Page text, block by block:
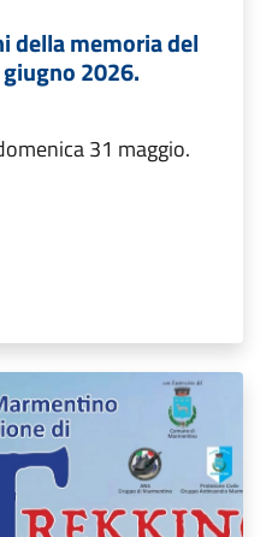
della memoria del
2026.
31 maggio.